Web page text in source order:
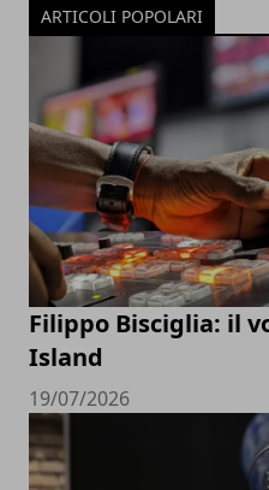
ARTICOLI POPOLARI
Filippo Bisciglia: il
Island
19/07/2026